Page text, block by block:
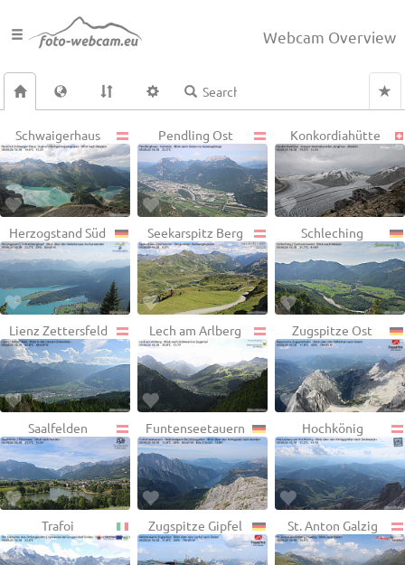
Webcam Overview
Schwaigerhaus Pendling Ost Konkordiahütte
Herzogstand Süd Seekarspitz Berg Schleching
Lienz Zettersfeld Lech am Arlberg Zugspitze Ost
Saalfelden Funtenseetauern Hochkönig
Trafoi Zugspitze Gipfel St. Anton Galzig